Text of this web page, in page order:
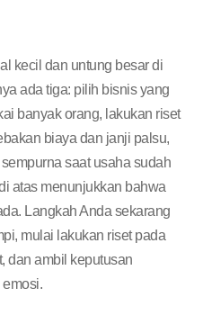
kecil dan untung besar di
ada tiga: pilih bisnis yang
banyak orang, lakukan riset
biaya dan janji palsu,
saat usaha sudah
atas menunjukkan bahwa
Langkah Anda sekarang
mulai lakukan riset pada
dan ambil keputusan
emosi.